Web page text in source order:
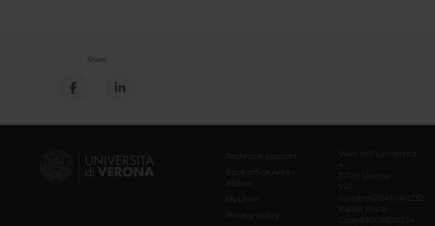
Share
Technical support
Back office Area -
dbErw
MyUnivr
Privacy policy
Viale dell'Università
4
37129 Verona
VAT
number01541040232
Italian Fiscal
Code93009870234